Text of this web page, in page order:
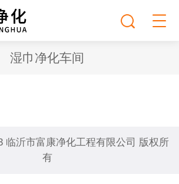
湿巾净化车间
临沂市富康净化工程有限公司 版权所
有